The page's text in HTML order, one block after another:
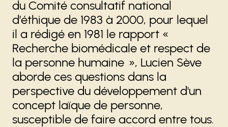
du Comité consultatif national
d’éthique de 1983 à 2000, pour lequel
il a rédigé en 1981 le rapport «
Recherche biomédicale et respect de
la personne humaine », Lucien Sève
aborde ces questions dans la
perspective du développement d'un
concept laïque de personne,
susceptible de faire accord entre tous.